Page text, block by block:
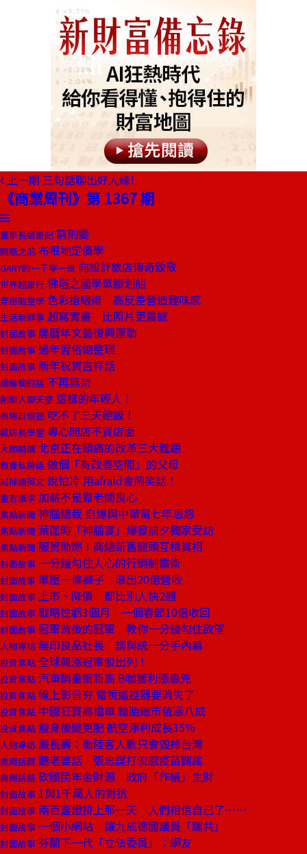
上一期 三句話聊出好人緣!
《商業周刊》第 1367 期
董事長嬉遊記 窮則變
開瓶之前 布根地定價學
GARY的一千零一夜 向設計旅店傳奇致敬
世界超旅行 佛塔之國學單腳划船
穿搭隨堂學 色彩搶眼術 高反差營造趣味感
生活新鮮事 超寫實畫 比照片更震撼
封面故事 農曆年文藝復興運動
封面故事 過年習俗總整理
封面故事 新年祝賀吉祥話
總編輯的話 不再無奈
創辦人聊天室 這樣的年輕人！
商場自慢塾 吃不了三天飽飯！
戴店長學堂 專心開店不買店面
大師開講 北京正在頭痛的改革三大難題
教養私房話 做個「有改善空間」的父母
戒掉爛英文 說怕冷 用afraid會鬧笑話！
童言識李 加薪不是靠老闆良心
焦點新聞 神腦總裁 自爆與中華電七年恩怨
焦點新聞 葉匡時「神腦宴」爆發前夕獨家受訪
焦點新聞 服貿助燃！商總新舊龍頭互槓真相
封面故事 一分鐘勾住人心的行銷制霸術
封面故事 單壓一條褲子 滾出20億營收
封面故事 上市、降價 都比別人快2週
封面故事 戰略性虧3個月 一個春節10倍收回
封面故事 冠軍背後的冠軍 教你一分鐘勾住欲望
人物專訪 無印良品社長 談與統一分手內幕
投資焦點 全球飆漲冠軍股出列！
投資焦點 汽車銷量衝新高 B咖獲利漲最兇
投資焦點 線上影音夯 電視遙控器要消失了
投資焦點 中國狂買高檔車 輪胎廠市值漲八成
投資焦點 瘦身後變更肥 航空淨利成長35％
人物專訪 嚴長壽：衝陸客人數只會毀掉台灣
商周話題 聽老婆話 張忠謀打流感疫苗闢謠
商周話題 砍國民年金財源 政府「作帳」生財
封面故事 1與1千萬人的對抗
封面故事 兩百盞燈掛上那一天 人們相信自己了……
封面故事 一個小網站 讓九成德國議員「踹共」
封面故事 芬蘭下一代「立法委員」：網友